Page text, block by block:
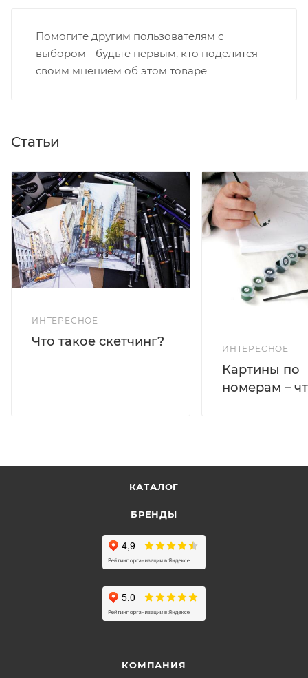
Помогите другим пользователям с
выбором - будьте первым, кто поделится
своим мнением об этом товаре
Статьи
ИНТЕРЕСНОЕ
Что такое скетчинг?
ИНТЕРЕСНОЕ
Картины по
номерам –
КАТАЛОГ
БРЕНДЫ
КОМПАНИЯ